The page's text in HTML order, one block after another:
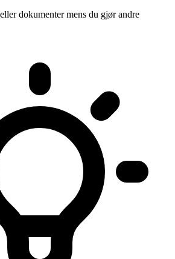
dokumenter mens du gjør andre